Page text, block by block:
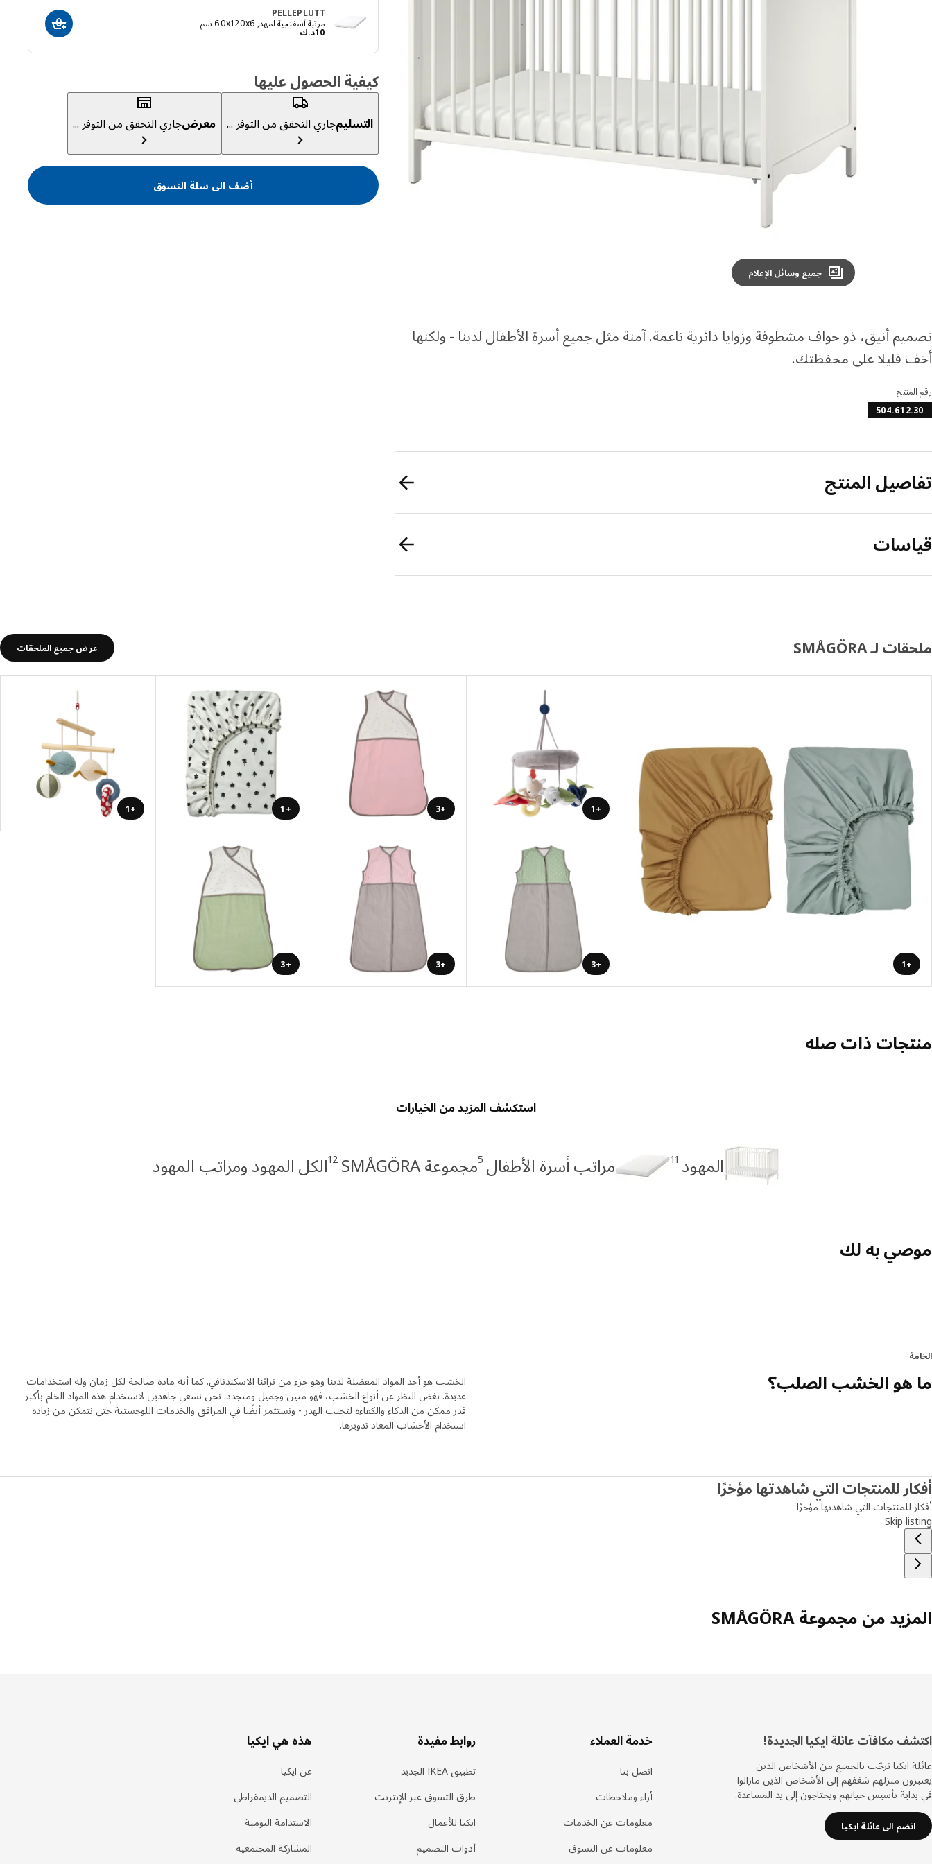
جميع وسائل الإعلام
PELLEPLUTT
مرتبة أسفنجية لمهد, ‎60x120x6 سم‏
د.ك10 د.ك 10 أضف الى سلة
كيفية الحصول عليها
التسليمجاري التحقق من التوفر ... معرضجاري التحقق من التوفر ...
أضف الى سلة التسوق
تصميم أنيق، ذو حواف مشطوفة وزوايا دائرية ناعمة. آمنة مثل جميع أسرة الأطفال لدينا - ولكنها
أخف قليلا على محفظتك.
رقم المنتج
504.612.30
تفاصيل المنتج
قياسات
ملحقات لـ SMÅGÖRA عرض جميع الملحقات
+1
+1
+3
+1
+1
+3
+3
+3
منتجات ذات صله
استكشف المزيد من الخيارات
المهود 11 مراتب أسرة الأطفال 5مجموعة SMÅGÖRA 12الكل المهود ومراتب المهود
موصي به لك
الخامة
ما هو الخشب الصلب؟
الخشب هو أحد المواد المفضلة لدينا وهو جزء من تراثنا الاسكندنافي. كما أنه مادة صالحة لكل زمان وله استخدامات
عديدة. بغض النظر عن أنواع الخشب، فهو متين وجميل ومتجدد. نحن نسعى جاهدين لاستخدام هذه المواد الخام بأكبر
قدر ممكن من الذكاء والكفاءة لتجنب الهدر - ونستثمر أيضًا في المرافق والخدمات اللوجستية حتى نتمكن من زيادة
استخدام الأخشاب المعاد تدويرها.
أفكار للمنتجات التي شاهدتها مؤخرًا
أفكار للمنتجات التي شاهدتها مؤخرًا
Skip listing
المزيد من مجموعة SMÅGÖRA
تذييل
اكتشف مكافآت عائلة ايكيا الجديدة!
عائلة ايكيا ترحّب بالجميع من الأشخاص الذين
يعتبرون منزلهم شغفهم إلى الأشخاص الذين مازالوا
في بداية تأسيس حياتهم ويحتاجون إلى يد المساعدة.
انضم الى عائلة ايكيا
خدمة العملاء
اتصل بنا
أراء وملاحظات
معلومات عن الخدمات
معلومات عن التسوق
روابط مفيدة
تطبيق IKEA الجديد
طرق التسوق عبر الإنترنت
ايكيا للأعمال
أدوات التصميم
هذه هي ايكيا
عن ايكيا
التصميم الديمقراطي
الاستدامة اليومية
المشاركة المجتمعية